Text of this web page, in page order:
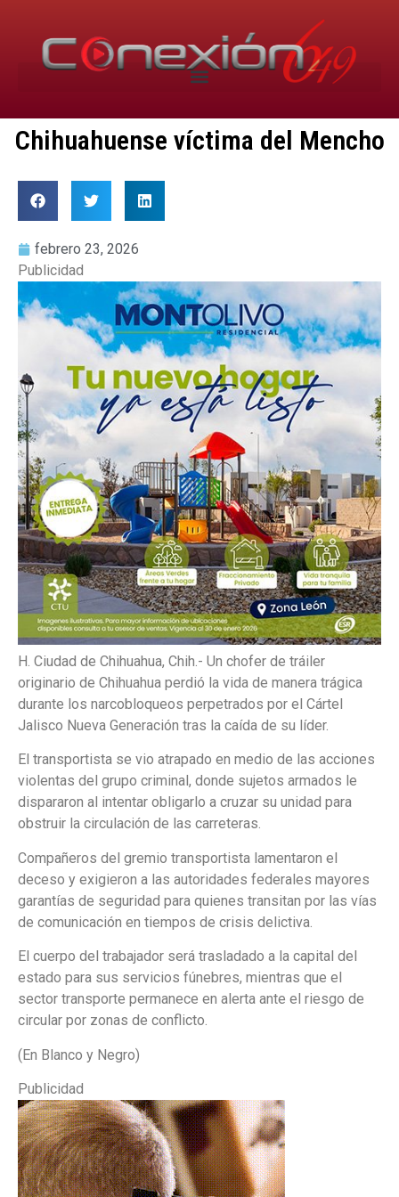
Chihuahuense víctima del Mencho
febrero 23, 2026
Publicidad
H. Ciudad de Chihuahua, Chih.- Un chofer de tráiler
originario de Chihuahua perdió la vida de manera trágica
durante los narcobloqueos perpetrados por el Cártel
Jalisco Nueva Generación tras la caída de su líder.
El transportista se vio atrapado en medio de las acciones
violentas del grupo criminal, donde sujetos armados le
dispararon al intentar obligarlo a cruzar su unidad para
obstruir la circulación de las carreteras.
Compañeros del gremio transportista lamentaron el
deceso y exigieron a las autoridades federales mayores
garantías de seguridad para quienes transitan por las vías
de comunicación en tiempos de crisis delictiva.
El cuerpo del trabajador será trasladado a la capital del
estado para sus servicios fúnebres, mientras que el
sector transporte permanece en alerta ante el riesgo de
circular por zonas de conflicto.
(En Blanco y Negro)
Publicidad